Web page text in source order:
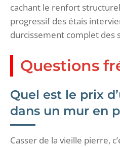
cachant le renfort
progressif des étais
durcissement complet des
Questions
Quel est le prix
dans un mur en
Casser de la vieille pierre,